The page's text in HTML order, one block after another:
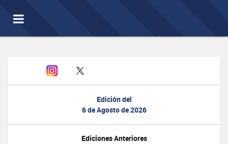
Toggle
navigation
Edición del
6 de Agosto de 2026
Ediciones Anteriores